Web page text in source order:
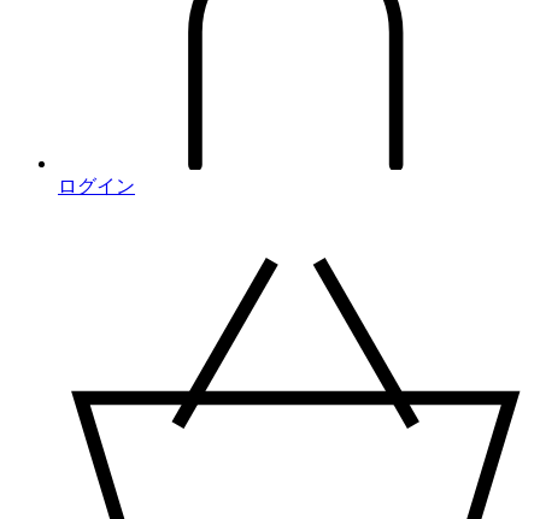
ログイン